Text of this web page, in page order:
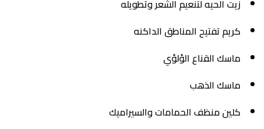
زيت الحيه لتنعيم الشعر وتطويله
كريم تفتيح المناطق الداكنه
ماسك القناع الؤلؤي
ماسك الذهب
كلين منظف الحمامات والسيراميك